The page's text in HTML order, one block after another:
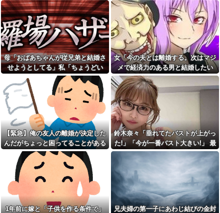
いつものスーパーで偶然見か
けた義弟嫁。夫に何気なくその
話しただけなのに、そこから妙
な空気になってしまい…
ミスドで隣の席の女性二人の
会話が聞こえてきた。その内容
が、旦那と離婚したくてでっち
上げのDV証拠を...
最初はちょっと素直すぎるだ
けか？と思ってたが、マウンテ
ィング癖が凄まじいと分かって
切った友人がいた
【前編】一緒に暮らし始めた
途端に嫁の明るさや励まし方が
合わないと感じるようになっ
た。祖母を亡くして泣いた時も
「人間は誰だって死ぬんだよ」
と普通に...
パート「遅刻する人を注意し
てください！」店長の俺「い
や、事情があって…」→周囲と
の温度差に困惑して…
シャウエッセン公式、またこ
ういうのでいい丼をポスト
AIさん、ドラクエ6を理想的に
アニメ化してしまう
昔からの呼び名は大事だよな
と、思った
高校３年生の女です。家が嫌
いすぎて家を出て現在養護施設
で暮らしています
イベント派遣で陰湿にいじら
れていた地味な男性スタッフ。
ある日、高さ3mの階段から落ち
かけた子どもをパルクールで爆
走＆ダイブし間一髪で救出！職
場の手のひら返しと評価爆上げ
が凄まじかったｗｗ
【画像】辻ちゃんの娘（17）
の水着姿、エッッッッッッッッ
ッッッッッ！
女2人と旅行したらつくずく女
は面倒くさいと思った
軽度のアレルギーを「わがま
ま」と決めつけ嫌味を言ってき
た友人、その子どもが重度のア
レルギー持ちだと判明した途
端、過去の嫌がらせを「えーそ
うだったっけ？」と白々しくス
ルー
高校３年生の女です。家が嫌
いすぎて家を出て現在養護施設
で暮らしています
母「おばあちゃんが従兄弟と結婚さ
せようとしてる」私「ちょうどい
い、その話利用するわ」→3日後に
まさかの展開…
女「今の夫とは離婚する。次はマジ
メで経済力のある男と結婚したい
な」私「幸せになってね！」→産科
の授乳室で出会った女性のその後
が・・・
【緊急】俺の友人の離婚が決定した
んだがちょっと困ってることがある
鈴木奈々「垂れてたバストが上がっ
た!」「今が一番バスト大きい!」 最
新の身長・体重も報告
1年前に嫁と「子供を作る条件で」
兄夫婦の第一子にあわじ結びの金封